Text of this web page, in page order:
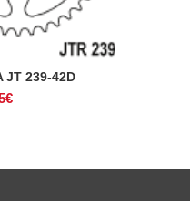
JT 239-42D
€